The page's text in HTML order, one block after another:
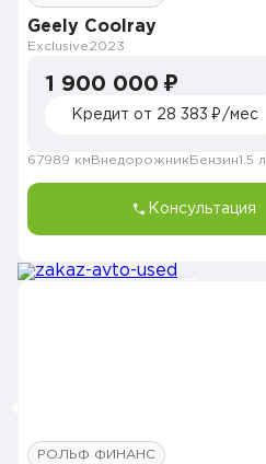
Geely Coolray
Exclusive2023
1 900 000 ₽
Кредит от 28 383 ₽/мес
67989 км Внедорожник Бензин1.5 л.
Консультация
РОЛЬФ ФИНАНС